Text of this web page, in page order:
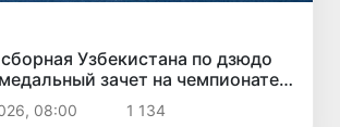
Узбекистана по дзюдо
зачет на чемпионате
08:00 1 134